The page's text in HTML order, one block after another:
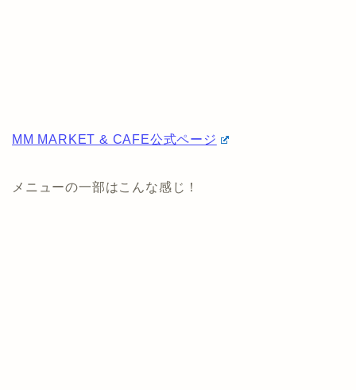
MM MARKET & CAFE公式ページ
メニューの一部はこんな感じ！